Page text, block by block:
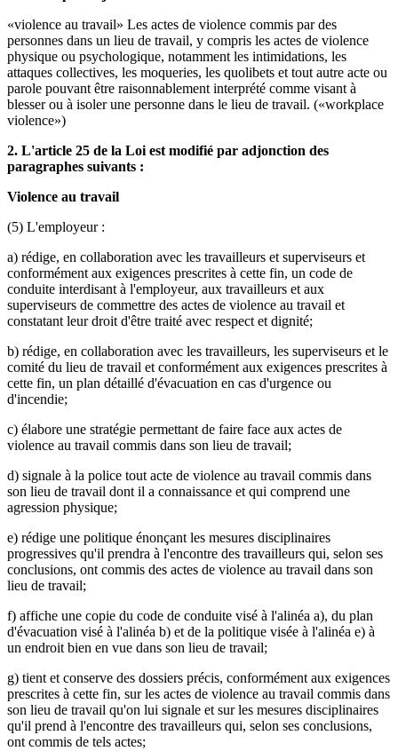
«violence au travail» Les actes de violence commis par des
personnes dans un lieu de travail, y compris les actes de violence
physique ou psychologique, notamment les intimidations, les
attaques collectives, les moqueries, les quolibets et tout autre acte ou
parole pouvant être raisonnablement interprété comme visant à
blesser ou à isoler une personne dans le lieu de travail. («workplace
violence»)
2. L'article 25 de la Loi est modifié par adjonction des
paragraphes suivants :
Violence au travail
(5) L'employeur :
a) rédige, en collaboration avec les travailleurs et superviseurs et
conformément aux exigences prescrites à cette fin, un code de
conduite interdisant à l'employeur, aux travailleurs et aux
superviseurs de commettre des actes de violence au travail et
constatant leur droit d'être traité avec respect et dignité;
b) rédige, en collaboration avec les travailleurs, les superviseurs et le
comité du lieu de travail et conformément aux exigences prescrites à
cette fin, un plan détaillé d'évacuation en cas d'urgence ou
d'incendie;
c) élabore une stratégie permettant de faire face aux actes de
violence au travail commis dans son lieu de travail;
d) signale à la police tout acte de violence au travail commis dans
son lieu de travail dont il a connaissance et qui comprend une
agression physique;
e) rédige une politique énonçant les mesures disciplinaires
progressives qu'il prendra à l'encontre des travailleurs qui, selon ses
conclusions, ont commis des actes de violence au travail dans son
lieu de travail;
f) affiche une copie du code de conduite visé à l'alinéa a), du plan
d'évacuation visé à l'alinéa b) et de la politique visée à l'alinéa e) à
un endroit bien en vue dans son lieu de travail;
g) tient et conserve des dossiers précis, conformément aux exigences
prescrites à cette fin, sur les actes de violence au travail commis dans
son lieu de travail qu'on lui signale et sur les mesures disciplinaires
qu'il prend à l'encontre des travailleurs qui, selon ses conclusions,
ont commis de tels actes;